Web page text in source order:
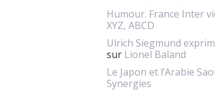
Humour. France Inter
XYZ, ABCD
Ulrich Siegmund
sur Lionel Baland
Le Japon et l’Arabie
Synergies